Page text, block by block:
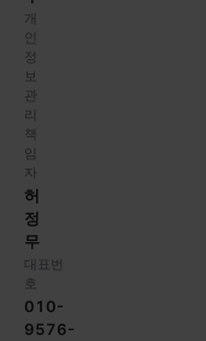
개
인
정
보
관
리
책
임
자
허
정
무
대표번
호
010-
9576-